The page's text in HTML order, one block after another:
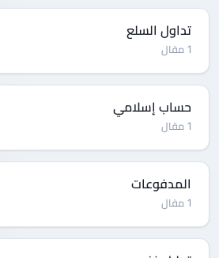
تداول السلع
1 مقال
حساب إسلامي
1 مقال
المدفوعات
1 مقال